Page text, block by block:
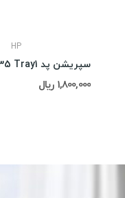
HP
سپریشن پد Hp 2035 Tray1
1,800,000 ریال